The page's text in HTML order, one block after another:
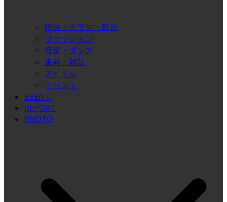
映画・ドラマ・舞台
ファッション
音楽・ダンス
書籍・雑誌
アイドル
イベント
EVENT
REPORT
PHOTO